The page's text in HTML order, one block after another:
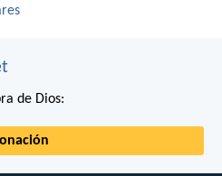
de Dios: